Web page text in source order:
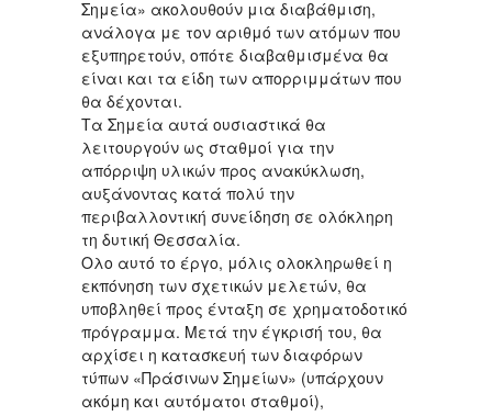
Σημεία» ακολουθούν μια διαβάθμιση,
ανάλογα με τον αριθμό των ατόμων που
εξυπηρετούν, οπότε διαβαθμισμένα θα
είναι και τα είδη των απορριμμάτων που
θα δέχονται.
Τα Σημεία αυτά ουσιαστικά θα
λειτουργούν ως σταθμοί για την
απόρριψη υλικών προς ανακύκλωση,
αυξάνοντας κατά πολύ την
περιβαλλοντική συνείδηση σε ολόκληρη
τη δυτική Θεσσαλία.
Ολο αυτό το έργο, μόλις ολοκληρωθεί η
εκπόνηση των σχετικών μελετών, θα
υποβληθεί προς ένταξη σε χρηματοδοτικό
πρόγραμμα. Μετά την έγκρισή του, θα
αρχίσει η κατασκευή των διαφόρων
τύπων «Πράσινων Σημείων» (υπάρχουν
ακόμη και αυτόματοι σταθμοί),